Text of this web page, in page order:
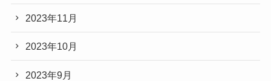
2023年11月
2023年10月
2023年9月